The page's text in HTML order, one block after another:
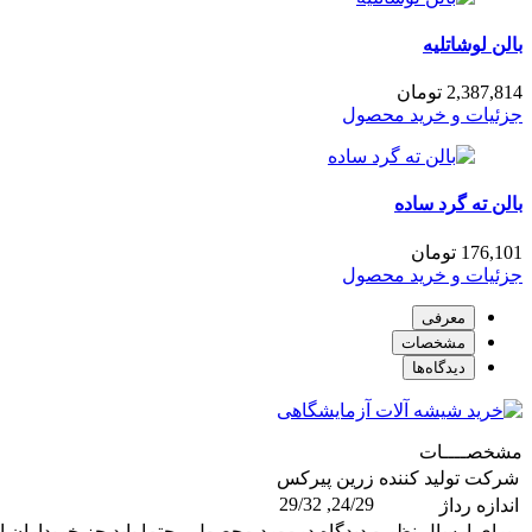
بالن لوشاتلیه
2,387,814 تومان
جزئیات و خرید محصول
بالن ته گرد ساده
176,101 تومان
جزئیات و خرید محصول
معرفی
مشخصات
دیدگاه‌ها
مشخصــــات
شرکت تولید کننده زرین پیرکس
اندازه رداژ
24/29, 29/32